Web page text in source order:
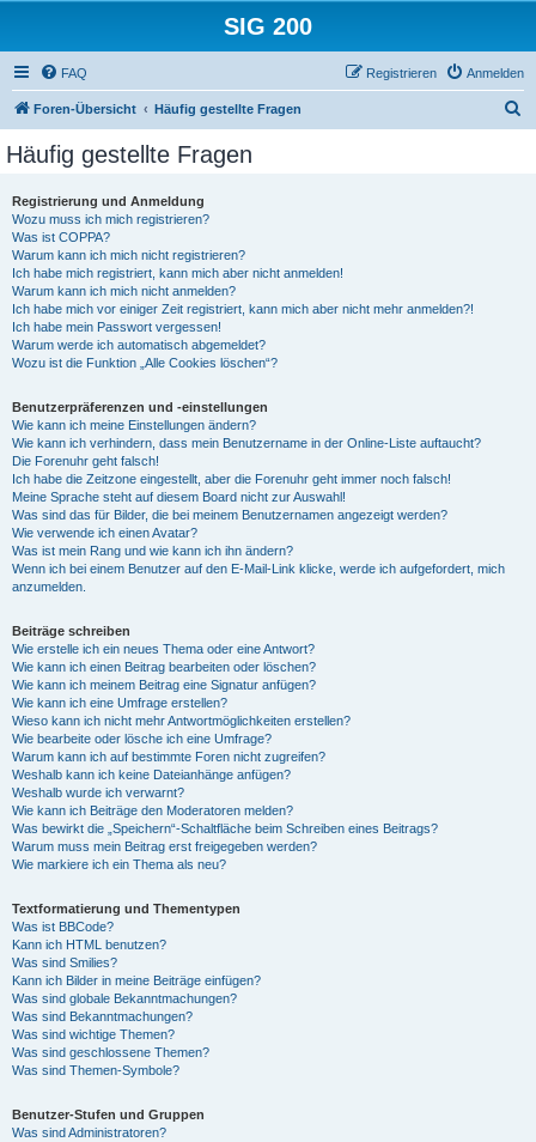
SIG 200
FAQ Anmelden
Registrieren
Foren-Übersicht Häufig gestellte Fragen
Häufig gestellte Fragen
Registrierung und Anmeldung
Wozu muss ich mich registrieren?
Was ist COPPA?
Warum kann ich mich nicht registrieren?
Ich habe mich registriert, kann mich aber nicht anmelden!
Warum kann ich mich nicht anmelden?
Ich habe mich vor einiger Zeit registriert, kann mich aber nicht mehr anmelden?!
Ich habe mein Passwort vergessen!
Warum werde ich automatisch abgemeldet?
Wozu ist die Funktion „Alle Cookies löschen“?
Benutzerpräferenzen und -einstellungen
Wie kann ich meine Einstellungen ändern?
Wie kann ich verhindern, dass mein Benutzername in der Online-Liste auftaucht?
Die Forenuhr geht falsch!
Ich habe die Zeitzone eingestellt, aber die Forenuhr geht immer noch falsch!
Meine Sprache steht auf diesem Board nicht zur Auswahl!
Was sind das für Bilder, die bei meinem Benutzernamen angezeigt werden?
Wie verwende ich einen Avatar?
Was ist mein Rang und wie kann ich ihn ändern?
Wenn ich bei einem Benutzer auf den E-Mail-Link klicke, werde ich aufgefordert, mich
anzumelden.
Beiträge schreiben
Wie erstelle ich ein neues Thema oder eine Antwort?
Wie kann ich einen Beitrag bearbeiten oder löschen?
Wie kann ich meinem Beitrag eine Signatur anfügen?
Wie kann ich eine Umfrage erstellen?
Wieso kann ich nicht mehr Antwortmöglichkeiten erstellen?
Wie bearbeite oder lösche ich eine Umfrage?
Warum kann ich auf bestimmte Foren nicht zugreifen?
Weshalb kann ich keine Dateianhänge anfügen?
Weshalb wurde ich verwarnt?
Wie kann ich Beiträge den Moderatoren melden?
Was bewirkt die „Speichern“-Schaltfläche beim Schreiben eines Beitrags?
Warum muss mein Beitrag erst freigegeben werden?
Wie markiere ich ein Thema als neu?
Textformatierung und Thementypen
Was ist BBCode?
Kann ich HTML benutzen?
Was sind Smilies?
Kann ich Bilder in meine Beiträge einfügen?
Was sind globale Bekanntmachungen?
Was sind Bekanntmachungen?
Was sind wichtige Themen?
Was sind geschlossene Themen?
Was sind Themen-Symbole?
Benutzer-Stufen und Gruppen
Was sind Administratoren?